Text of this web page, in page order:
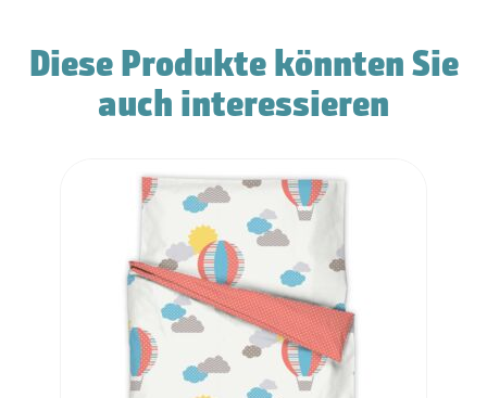
Diese Produkte könnten Sie
auch interessieren